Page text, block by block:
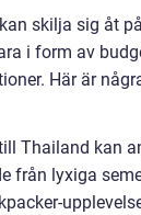
skilja sig åt
i form av
Här är
Thailand kan
från lyxiga